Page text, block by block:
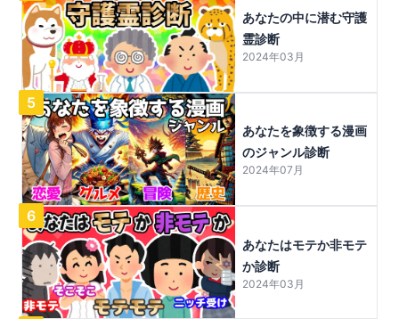
あなたの中に潜む守護
霊診断
2024年03月
5
あなたを象徴する漫画
のジャンル診断
2024年07月
6
あなたはモテか非モテ
か診断
2024年03月